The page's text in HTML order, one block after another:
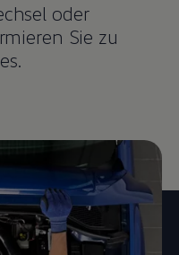
oder
Sie zu